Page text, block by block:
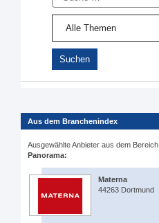
Aus dem Branchenindex
Ausgewählte Anbieter aus dem Bereich
Panorama:
Materna
44263 Dortmund